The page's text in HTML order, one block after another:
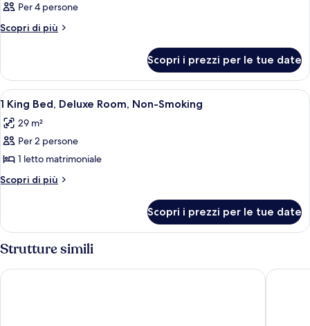
Per 4 persone
Scopri di più
Altri
Scopri i prezzi per le tue date
Apri
tutte
le
foto
per
1
Deluxe
Non-
Smoking
1
1 King Bed, Deluxe Room, Non-Smoking
29 m²
Per 2 persone
1 letto matrimoniale
Scopri di più
Altri
King
Bed,
Deluxe
Room,
Non-
Scopri i prezzi per le tue date
Strutture simili
Bolero Resort The